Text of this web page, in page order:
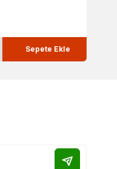
Sepete Ekle